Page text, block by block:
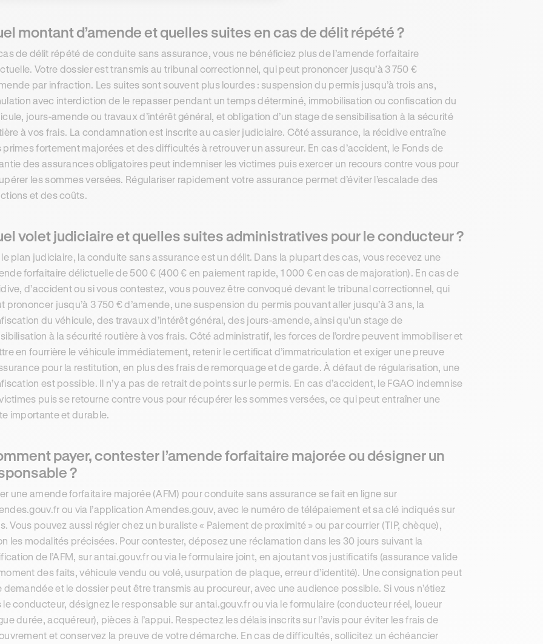
montant d’amende et quelles suites en cas de délit répété ?
de délit répété de conduite sans assurance, vous ne bénéficiez plus de l’amende forfaitaire
Votre dossier est transmis au tribunal correctionnel, qui peut prononcer jusqu’à 3 750 €
par infraction. Les suites sont souvent plus lourdes : suspension du permis jusqu’à trois ans,
avec interdiction de le repasser pendant un temps déterminé, immobilisation ou confiscation du
jours-amende ou travaux d’intérêt général, et obligation d’un stage de sensibilisation à la sécurité
à vos frais. La condamnation est inscrite au casier judiciaire. Côté assurance, la récidive entraîne
primes fortement majorées et des difficultés à retrouver un assureur. En cas d’accident, le Fonds de
des assurances obligatoires peut indemniser les victimes puis exercer un recours contre vous pour
les sommes versées. Régulariser rapidement votre assurance permet d’éviter l’escalade des
et des coûts.
volet judiciaire et quelles suites administratives pour le conducteur ?
le plan judiciaire, la conduite sans assurance est un délit. Dans la plupart des cas, vous recevez une
forfaitaire délictuelle de 500 € (400 € en paiement rapide, 1 000 € en cas de majoration). En cas de
d’accident ou si vous contestez, vous pouvez être convoqué devant le tribunal correctionnel, qui
prononcer jusqu’à 3 750 € d’amende, une suspension du permis pouvant aller jusqu’à 3 ans, la
du véhicule, des travaux d’intérêt général, des jours-amende, ainsi qu’un stage de
à la sécurité routière à vos frais. Côté administratif, les forces de l’ordre peuvent immobiliser et
en fourrière le véhicule immédiatement, retenir le certificat d’immatriculation et exiger une preuve
pour la restitution, en plus des frais de remorquage et de garde. À défaut de régularisation, une
est possible. Il n’y a pas de retrait de points sur le permis. En cas d’accident, le FGAO indemnise
puis se retourne contre vous pour récupérer les sommes versées, ce qui peut entraîner une
importante et durable.
payer, contester l’amende forfaitaire majorée ou désigner un
?
une amende forfaitaire majorée (AFM) pour conduite sans assurance se fait en ligne sur
ou via l’application Amendes.gouv, avec le numéro de télépaiement et sa clé indiqués sur
Vous pouvez aussi régler chez un buraliste « Paiement de proximité » ou par courrier (TIP, chèque),
les modalités précisées. Pour contester, déposez une réclamation dans les 30 jours suivant la
de l’AFM, sur antai.gouv.fr ou via le formulaire joint, en ajoutant vos justificatifs (assurance valide
des faits, véhicule vendu ou volé, usurpation de plaque, erreur d’identité). Une consignation peut
demandée et le dossier peut être transmis au procureur, avec une audience possible. Si vous n’étiez
le conducteur, désignez le responsable sur antai.gouv.fr ou via le formulaire (conducteur réel, loueur
durée, acquéreur), pièces à l’appui. Respectez les délais inscrits sur l’avis pour éviter les frais de
et conservez la preuve de votre démarche. En cas de difficultés, sollicitez un échéancier